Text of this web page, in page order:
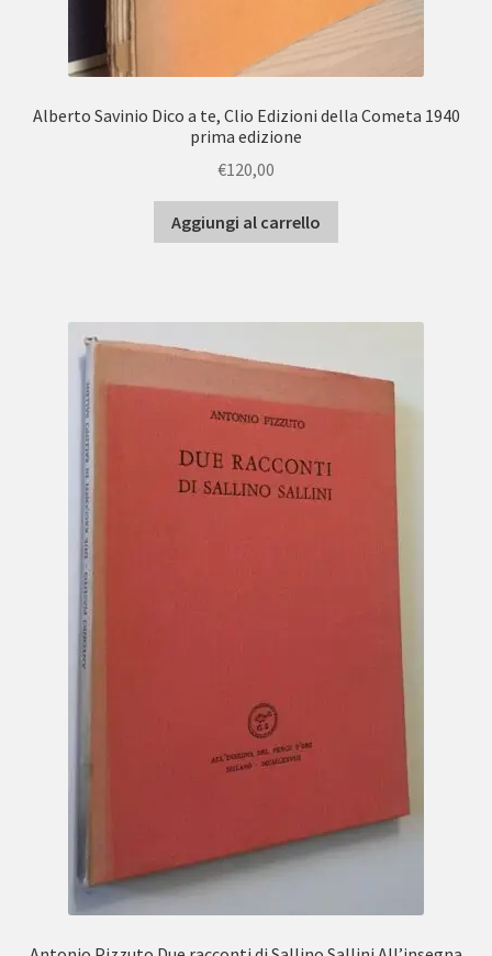
Alberto Savinio Dico a te, Clio Edizioni della Cometa 1940
prima edizione
€120,00
Aggiungi al carrello